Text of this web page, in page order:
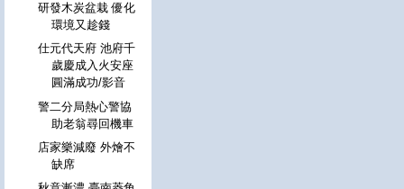
研發木炭盆栽 優化
環境又趁錢
仕元代天府 池府千
歲慶成入火安座
圓滿成功/影音
警二分局熱心警協
助老翁尋回機車
店家樂減廢 外燴不
缺席